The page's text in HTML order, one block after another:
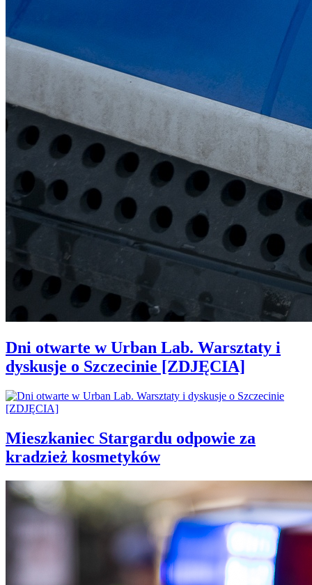
Dni otwarte w Urban Lab. Warsztaty i
dyskusje o Szczecinie [ZDJĘCIA]
Mieszkaniec Stargardu odpowie za
kradzież kosmetyków